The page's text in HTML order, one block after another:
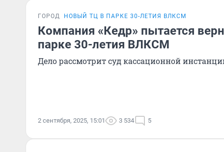
ГОРОД НОВЫЙ ТЦ В ПАРКЕ 30-ЛЕТИЯ ВЛКСМ
Компания «Кедр» пытается
парке 30-летия ВЛКСМ
Дело рассмотрит суд кассационной
2 сентября, 2025, 15:01 3 534 5